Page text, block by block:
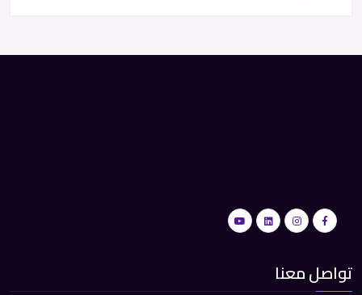
تواصل معنا